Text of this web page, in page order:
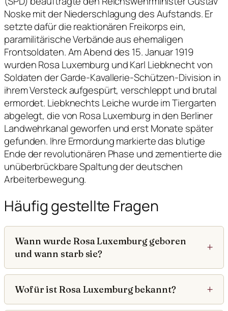
Noske mit der Niederschlagung des Aufstands. Er
setzte dafür die reaktionären Freikorps ein,
paramilitärische Verbände aus ehemaligen
Frontsoldaten. Am Abend des 15. Januar 1919
wurden Rosa Luxemburg und Karl Liebknecht von
Soldaten der Garde-Kavallerie-Schützen-Division in
ihrem Versteck aufgespürt, verschleppt und brutal
ermordet. Liebknechts Leiche wurde im Tiergarten
abgelegt, die von Rosa Luxemburg in den Berliner
Landwehrkanal geworfen und erst Monate später
gefunden. Ihre Ermordung markierte das blutige
Ende der revolutionären Phase und zementierte die
unüberbrückbare Spaltung der deutschen
Arbeiterbewegung.
Häufig gestellte Fragen
Wann wurde Rosa Luxemburg geboren
und wann starb sie?
Wofür ist Rosa Luxemburg bekannt?